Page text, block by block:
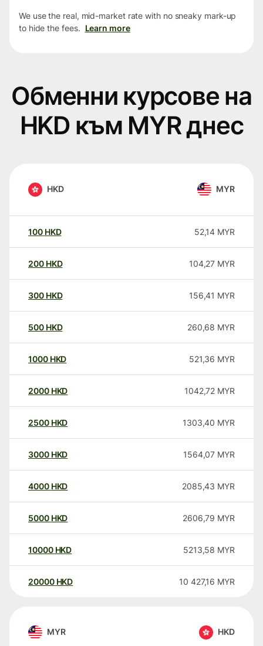
We use the real, mid-market rate with no sneaky mark-up
to hide the fees. Learn more
Обменни курсове на
HKD към MYR днес
HKD MYR
100 HKD 52,14 MYR
200 HKD 104,27 MYR
300 HKD 156,41 MYR
500 HKD 260,68 MYR
1000 HKD 521,36 MYR
2000 HKD 1042,72 MYR
2500 HKD 1303,40 MYR
3000 HKD 1564,07 MYR
4000 HKD 2085,43 MYR
5000 HKD 2606,79 MYR
10000 HKD 5213,58 MYR
20000 HKD 10 427,16 MYR
MYR HKD